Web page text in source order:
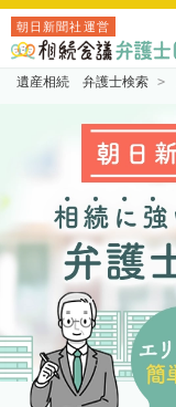
朝日新聞社運営
遺産相続 弁護士検索